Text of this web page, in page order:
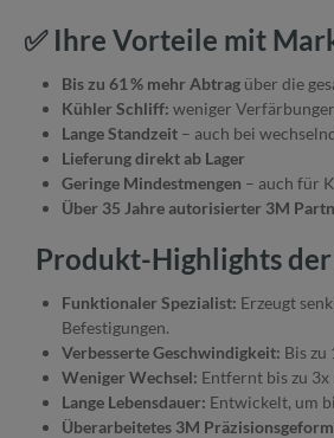
✅ Ihre Vorteile mit
Bis zu 61 % mehr Abtrag über die
Kühler Schliff: weniger
Lange Standzeit – auch bei
Lieferung direkt ab Lager
Geringe Mindestmengen – auch für
Über 35 Jahre autorisierter 3M
Produkt-Highlights
Funktionaler Spezialist: Erzeugt
Befestigungen.
Verbesserte Geschwindigkeit: Bis
Weniger Wechsel: Entfernt bis zu
Lange Lebensdauer: Entwickelt, um
Überarbeitetes 3M